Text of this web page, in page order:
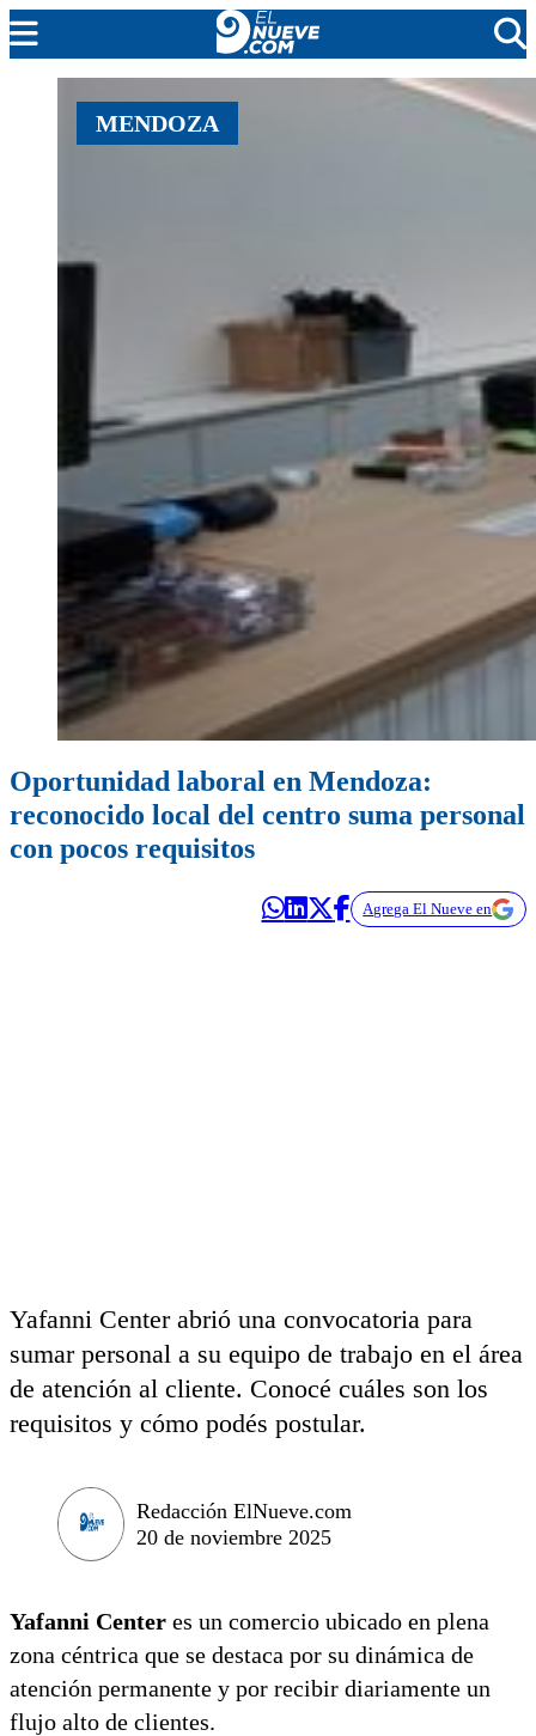
MENDOZA
CADA DÍA
MENDOZA
Oportunidad laboral en Mendoza:
reconocido local del centro suma personal
con pocos requisitos
Agrega El Nueve en
Yafanni Center abrió una convocatoria para
sumar personal a su equipo de trabajo en el área
de atención al cliente. Conocé cuáles son los
requisitos y cómo podés postular.
Redacción ElNueve.com
20 de noviembre 2025
Yafanni Center es un comercio ubicado en plena
zona céntrica que se destaca por su dinámica de
atención permanente y por recibir diariamente un
flujo alto de clientes.